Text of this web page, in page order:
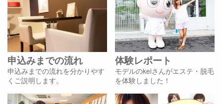
申込みまでの流れ
申込みまでの流れを分かりやす
くご説明します。
体験レポート
モデルのkeiさんがエステ・脱毛
を体験しました！